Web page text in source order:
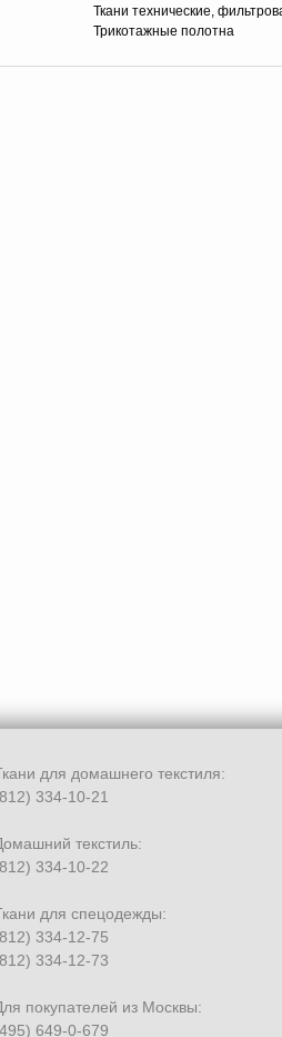
Ткани технические,
Трикотажные полотна
для домашнего текстиля:
334-10-21
текстиль:
334-10-22
для спецодежды:
334-12-75
334-12-73
покупателей из Москвы:
649-0-679